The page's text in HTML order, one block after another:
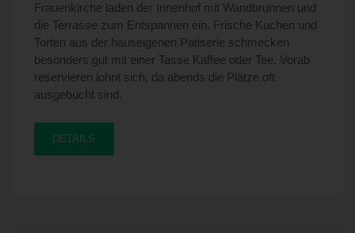
Frauenkirche laden der Innenhof mit Wandbrunnen und
die Terrasse zum Entspannen ein. Frische Kuchen und
Torten aus der hauseigenen Patiserie schmecken
besonders gut mit einer Tasse Kaffee oder Tee. Vorab
reservieren lohnt sich, da abends die Plätze oft
ausgebucht sind.
DETAILS